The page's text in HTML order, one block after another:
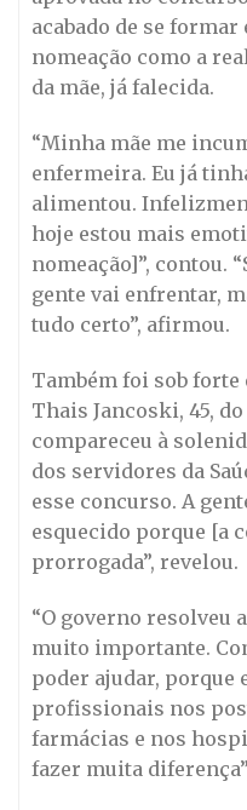
acabado de se formar
nomeação como a
da mãe, já falecida.
“Minha mãe me
enfermeira. Eu já
alimentou.
hoje estou mais
nomeação]”, contou.
gente vai enfrentar,
tudo certo”, afirmou.
Também foi sob forte
Thais Jancoski, 45,
compareceu à
dos servidores da
esse concurso. A
esquecido porque [a
prorrogada”, revelou.
“O governo resolveu
muito importante.
poder ajudar, porque
profissionais nos
farmácias e nos
fazer muita